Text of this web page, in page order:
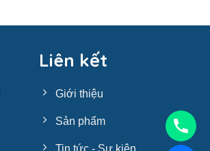
Liên kết
Giới thiệu
Sản phẩm